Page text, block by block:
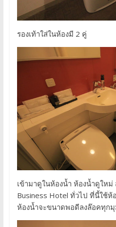
รองเท้าใส่ในห้องมี 2 คู่
เข้ามาดูในห้องน้ำ ห้องน้ำดูใหม่
Business Hotel ทั่วไป ที่นี้ใช้ห้
ห้องน้ำจะขนาดพอดีลงล๊อคทุก